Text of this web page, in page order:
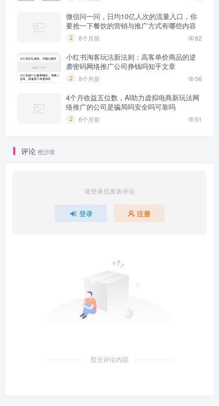
微信问一问，日均10亿人次的流量入口，你
要抢一下餐饮的营销与推广方式有哪些内容
8个月前 82
小红书淘客玩法新法则：高客单价商品的逆
袭密码网络推广公司挣钱吗知乎文章
8个月前 56
4个月收益五位数，AI助力虚拟电商新玩法网
络推广的公司是骗局吗安全吗可靠吗
6个月前 51
评论 抢沙发
请登录后发表评论
登录 注册
暂无评论内容